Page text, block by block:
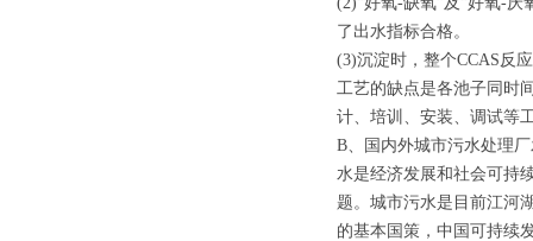
了出水指标合格。
(3)沉淀时，整个CCAS反
工艺的缺点是各池子同时
计、培训、安装、调试等
B、国内外城市污水处理
水是经济发展和社会可持
题。城市污水是目前江河
的基本国策，中国可持续